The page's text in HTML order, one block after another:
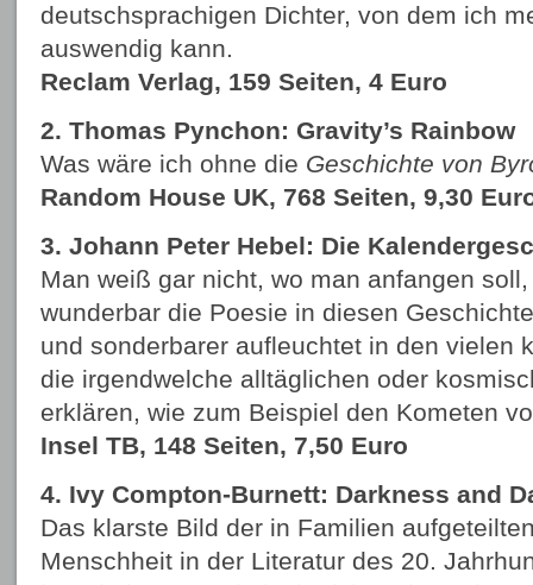
deutschsprachigen Dichter, von dem ich
auswendig kann.
Reclam Verlag, 159 Seiten, 4 Euro
2. Thomas Pynchon: Gravity’s Rainbow
Was wäre ich ohne die Geschichte von
Random House UK, 768 Seiten, 9,30
3. Johann Peter Hebel: Die
Man weiß gar nicht, wo man anfangen
wunderbar die Poesie in diesen
und sonderbarer aufleuchtet in den vielen
die irgendwelche alltäglichen oder
erklären, wie zum Beispiel den Kometen
Insel TB, 148 Seiten, 7,50 Euro
4. Ivy Compton-Burnett: Darkness and
Das klarste Bild der in Familien
Menschheit in der Literatur des 20.